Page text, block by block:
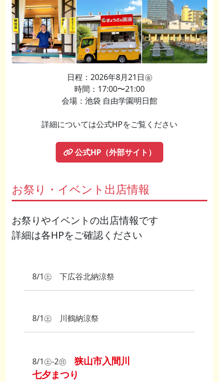
日程：2026年8月21日㊎
時間：17:00〜21:00
会場：池袋 自由学園明日館
詳細については公式HPをご覧ください
公式HP（外部サイト）
お祭り・イベント出店情報
お祭りやイベントの出店情報です
詳細は各HPをご確認ください
8/1㊏ 下広谷北納涼祭
8/1㊏ 川鶴納涼祭
8/1㊏‐2㊐ 狭山市入間川
七夕まつり